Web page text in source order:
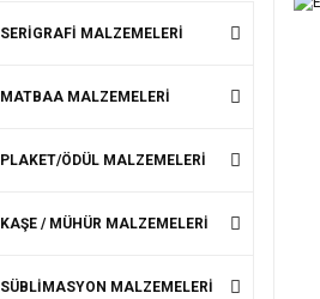
SERİGRAFİ MALZEMELERİ
MATBAA MALZEMELERİ
PLAKET/ÖDÜL MALZEMELERİ
KAŞE / MÜHÜR MALZEMELERİ
SÜBLİMASYON MALZEMELERİ